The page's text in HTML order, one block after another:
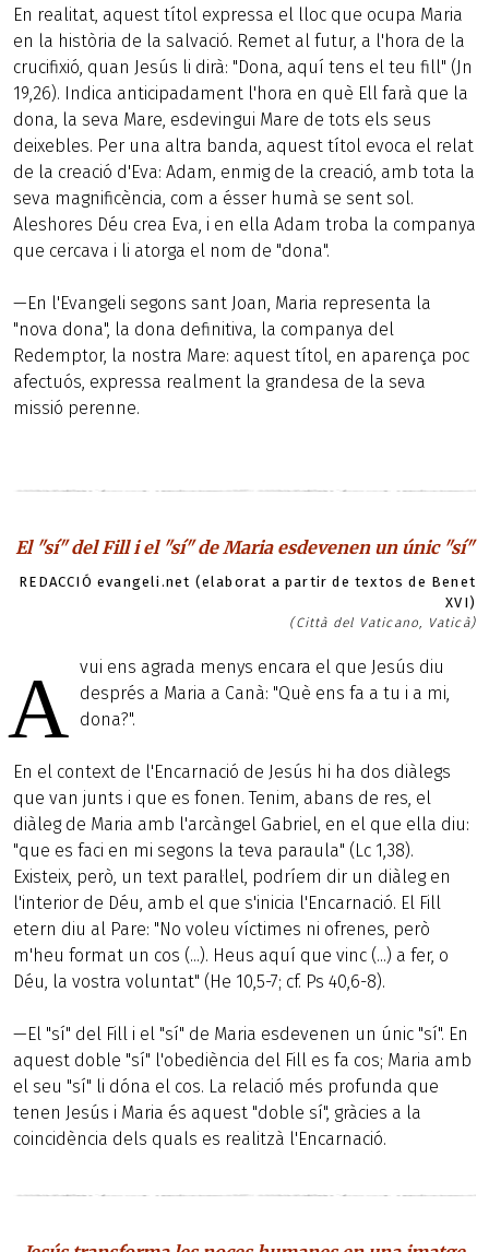
En realitat, aquest títol expressa el lloc que ocupa Maria
en la història de la salvació. Remet al futur, a l'hora de la
crucifixió, quan Jesús li dirà: "Dona, aquí tens el teu fill" (Jn
19,26). Indica anticipadament l'hora en què Ell farà que la
dona, la seva Mare, esdevingui Mare de tots els seus
deixebles. Per una altra banda, aquest títol evoca el relat
de la creació d'Eva: Adam, enmig de la creació, amb tota la
seva magnificència, com a ésser humà se sent sol.
Aleshores Déu crea Eva, i en ella Adam troba la companya
que cercava i li atorga el nom de "dona".
—En l'Evangeli segons sant Joan, Maria representa la
"nova dona", la dona definitiva, la companya del
Redemptor, la nostra Mare: aquest títol, en aparença poc
afectuós, expressa realment la grandesa de la seva
missió perenne.
El "sí" del Fill i el "sí" de Maria esdevenen un únic "sí"
REDACCIÓ evangeli.net (elaborat a partir de textos de Benet
XVI)
(Città del Vaticano, Vaticà)
A vui ens agrada menys encara el que Jesús diu
després a Maria a Canà: "Què ens fa a tu i a mi,
dona?".
En el context de l'Encarnació de Jesús hi ha dos diàlegs
que van junts i que es fonen. Tenim, abans de res, el
diàleg de Maria amb l'arcàngel Gabriel, en el que ella diu:
"que es faci en mi segons la teva paraula" (Lc 1,38).
Existeix, però, un text paral·lel, podríem dir un diàleg en
l'interior de Déu, amb el que s'inicia l'Encarnació. El Fill
etern diu al Pare: "No voleu víctimes ni ofrenes, però
m'heu format un cos (...). Heus aquí que vinc (...) a fer, o
Déu, la vostra voluntat" (He 10,5-7; cf. Ps 40,6-8).
—El "sí" del Fill i el "sí" de Maria esdevenen un únic "sí". En
aquest doble "sí" l'obediència del Fill es fa cos; Maria amb
el seu "sí" li dóna el cos. La relació més profunda que
tenen Jesús i Maria és aquest "doble sí", gràcies a la
coincidència dels quals es realitzà l'Encarnació.